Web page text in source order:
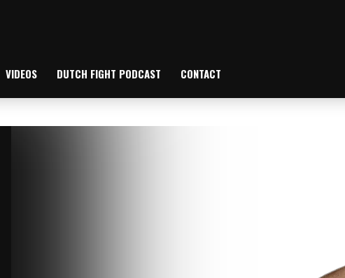
VIDEOS DUTCH FIGHT PODCAST CONTACT